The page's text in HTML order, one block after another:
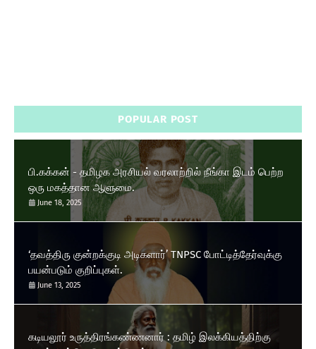
POPULAR POST
பி.கக்கன் - தமிழக அரசியல் வரலாற்றில் நீங்கா இடம் பெற்ற
ஒரு மகத்தான ஆளுமை.
June 18, 2025
‘தவத்திரு குன்றக்குடி அடிகளார்’ TNPSC போட்டித்தேர்வுக்கு
பயன்படும் குறிப்புகள்.
June 13, 2025
கடியலூர் உருத்திரங்கண்ணனார் : தமிழ் இலக்கியத்திற்கு